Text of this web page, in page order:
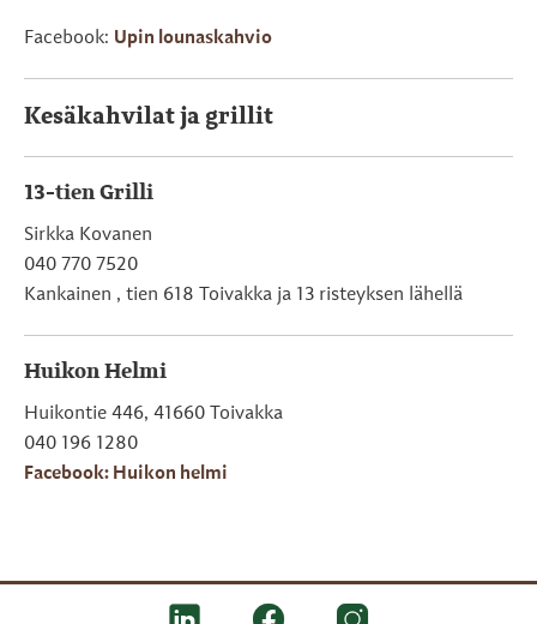
Facebook: Upin lounaskahvio
Kesäkahvilat ja grillit
13-tien Grilli
Sirkka Kovanen
040 770 7520
Kankainen , tien 618 Toivakka ja 13 risteyksen lähellä
Huikon Helmi
Huikontie 446, 41660 Toivakka
040 196 1280
Facebook: Huikon helmi